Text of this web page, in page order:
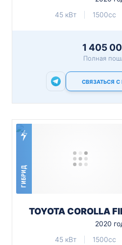
45 кВт
1500cc
1 405
Полная
СВЯЗАТЬСЯ
ГИБРИД
TOYOTA COROLLA
2020
45 кВт
1500cc